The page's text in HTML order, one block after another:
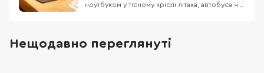
ноутбуком у тісному кріслі літака, автобуса чи
нестача місця. Саме тому все більше
фрилансерів, студентів та людей у
Нещодавно переглянуті